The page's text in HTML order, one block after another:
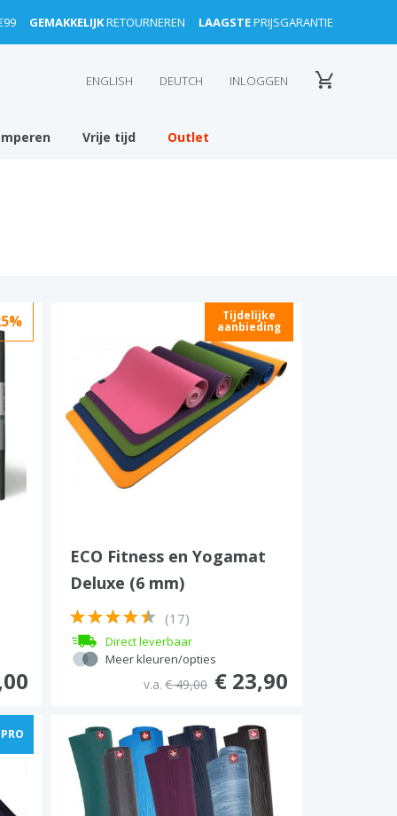
GEMAKKELIJKRETOURNEREN LAAGSTEPRIJSGARANTIE
ENGLISH DEUTCH INLOGGEN
Vrije tijd Outlet
Tijdelijke
aanbieding
ECO Fitness en Yogamat
Deluxe (6 mm)
(17)
Direct leverbaar
Meer kleuren/opties
v.a. € 49,00 € 23,90
PRO